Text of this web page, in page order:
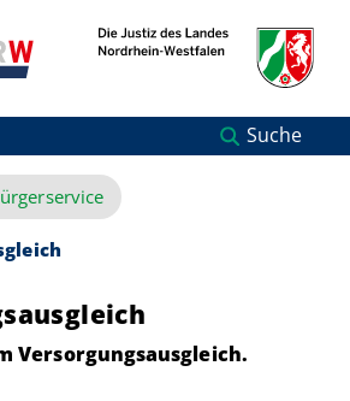
Suche
Versorgungsausgleich.